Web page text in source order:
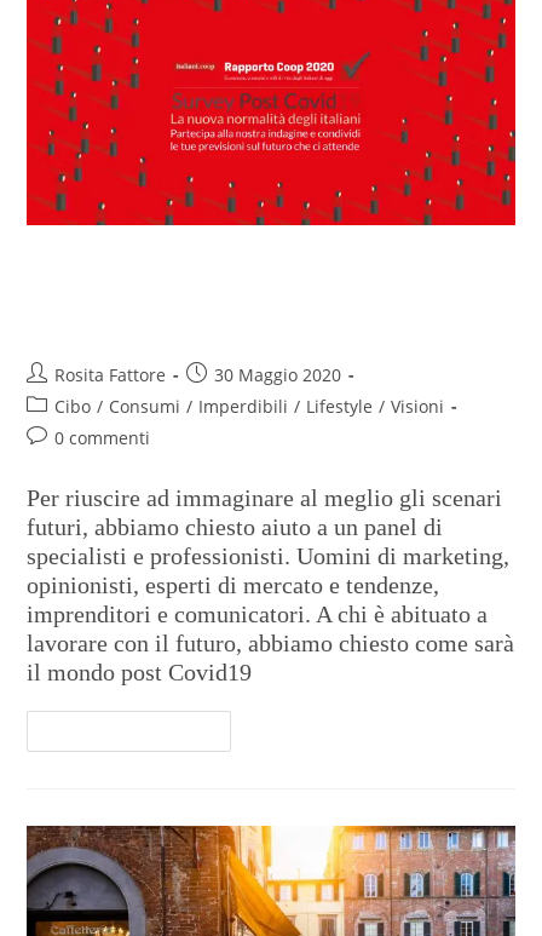
Rosita Fattore
30 Maggio 2020
Cibo / Consumi / Imperdibili / Lifestyle / Visioni
0 commenti
Per riuscire ad immaginare al meglio gli scenari
futuri, abbiamo chiesto aiuto a un panel di
specialisti e professionisti. Uomini di marketing,
opinionisti, esperti di mercato e tendenze,
imprenditori e comunicatori. A chi è abituato a
lavorare con il futuro, abbiamo chiesto come sarà
il mondo post Covid19